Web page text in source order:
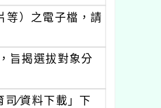
等）之電子檔，請
旨揭選拔對象分
∕資料下載」下